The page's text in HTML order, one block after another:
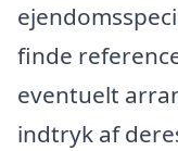
finde
eventuelt
indtryk af